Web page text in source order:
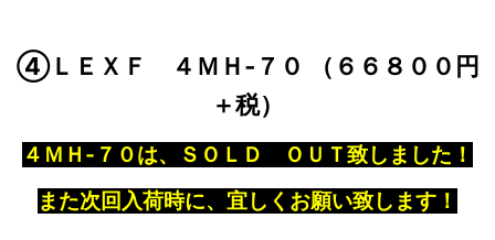
④ＬＥＸＦ ４ＭＨ‐７０ （６６８００円
＋税）
４ＭＨ‐７０は、ＳＯＬＤ ＯＵＴ致しました！
また次回入荷時に、宜しくお願い致します！